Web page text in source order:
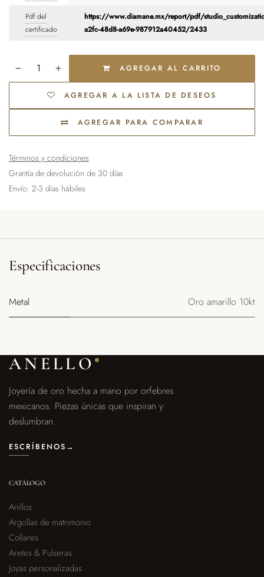
Pdf del
certificado
https://www.diamane.mx/report/pdf/
a2fc-48d8-a69e-987912a40452/2433
AGREGAR AL CARRITO
AGREGAR PARA COMPARAR
AGREGAR A LA LISTA DE DESEOS
Términos y condiciones
Grantía de devolución de 30 días
Envío: 2-3 días hábiles
Especificaciones
Metal Oro amarillo 10kt
ANELLO
Joyería de oro hecha a mano por orfebres
mexicanos. Piezas únicas que inspiran y
deslumbran.
ESCRÍBENOS →
CATÁLOGO
Anillos
Argollas de matrimonio
Collares
Aretes & Pulseras
Joyas personalizadas